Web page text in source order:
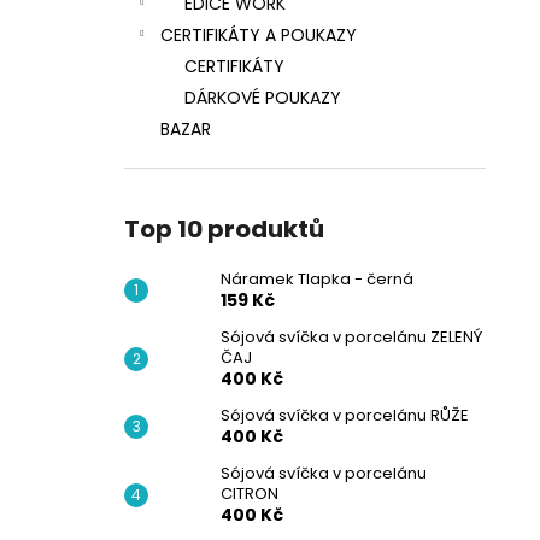
CERTIFIKÁTY A POUKAZY
CERTIFIKÁTY
DÁRKOVÉ POUKAZY
BAZAR
Top 10 produktů
Náramek Tlapka - černá
159 Kč
Sójová svíčka v porcelánu ZELENÝ
ČAJ
400 Kč
Sójová svíčka v porcelánu RŮŽE
400 Kč
Sójová svíčka v porcelánu
CITRON
400 Kč